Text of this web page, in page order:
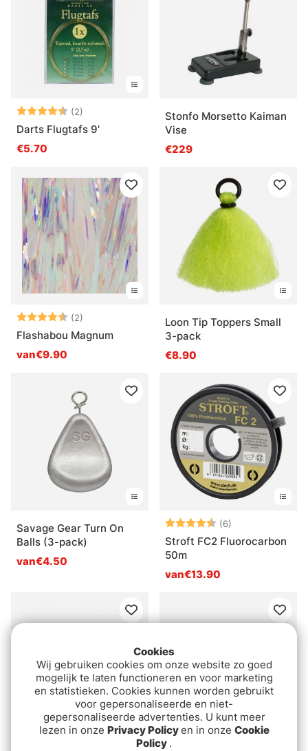
Beoordeling:
(2)
Darts Flugtafs 9'
€5.70
Stonfo Morsetto Kaiman
Vise
€229
Beoordeling:
(2)
Flashabou Magnum
van€9.90
Loon Tip Toppers Small
3-pack
€8.90
Savage Gear Turn On
Balls (3-pack)
van€4.50
Beoordeling:
(6)
Stroft FC2 Fluorocarbon
50m
van€13.90
5.0 uit 5 sterren Beoordeling:
Cookies
Wij gebruiken cookies om onze website zo goed
mogelijk te laten functioneren en voor marketing
en statistieken. Cookies kunnen worden gebruikt
voor gepersonaliseerde en niet-
gepersonaliseerde advertenties. U kunt meer
lezen in onze Privacy Policyen in onze Cookie
Policy .